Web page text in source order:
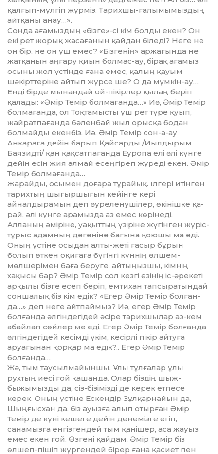
қал­ғып-мүлгіп жүрміз. Тарихшы-ға­лы­мымыздың
айтқаны анау…».
Сонда ағамыздың «бізге»-сі кім бол­ды екен? Он
екі рет жорық жаса­ғанын қайдан біледі? Неге не
он бір, не он үш емес? «Бізгенің» аржағында не
жатқанын аңғару қиын болмас-ау, бірақ ағамыз
осыны жол үстінде ғана емес, қалың қауым
шәкірттеріне ай­тып жүрсе ше? О да мүмкін-ау…
Енді бірде мынандай ой-пікірлер қы­лаң беріп
қалады: «Әмір Темір бол­мағанда…» Иә, Әмір Темір
бол­мағанда, ол Тоқтамысты үш рет түре қуып,
жайратпағанда бәленбай жыл орысқа бодан
болмайды екенбіз. Иә, Әмір Темір сон-а-ау
Анкараға дейін барып Қайсарды /Иылдырым
Баязидті/ қан қақсатпағанда Еуропа елі әлі күнге
дейін есін жия алмай есең­гіреп жүреді екен. Әмір
Темір бол­­мағанда…
Жарайды, осымен доғара тұ­райық. Ілгері итінген
тарихтың шы­ғыршығын кейінге кері
айналдырамын деп әуреленушілер, өкінішке қа­
рай, әлі күнге арамызда аз емес кө­рінеді.
Алланың әміріне, уақыттың үзі­ріне жүгінген жүріс-
тұрыс адам­ның дегеніне бағына қоюшы ма еді.
Оның үстіне осыдан алты-жеті ғасыр бұрын
болып өткен оқиғаға бүгінгі күннің өлшем-
мөлшерімен баға беруге, айтыңызшы, кімнің
хақысы бар? Әмір Темір сол кезгі өзінің іс-әре­кеті
арқылы бізге есеп беріп, емти­хан тапсыратындай
соншалық біз кім едік? «Егер Әмір Темір болған­
да…» деп неге айтпаймыз? Иә, егер Әмір Темір
болғанда әлгіндегідей әсі­ре тарихшылар аз-кем
абайлап сөй­лер ме еді. Егер Әмір Темір бол­ған­да
әлгіндегідей кесімді үкім, ке­сірлі пікір айтуға
аруағынан қорқар ма едік?.. Егер Әмір Темір
болғанда…
Жә, тым таусылмайыншы. Ұлы тұл­ғалар ұлы
рухтың иесі ғой қа­шан­да. Олар біздің шыж-
быжымызды да, сіз-бізімізді де керек етпесе
керек. Оның үстіне Ескендір Зұлқарнайын да,
Шыңғысхан да, біз ауызға алып отырған Әмір
Темір де күні кешеге дейін денемізге егіп,
санамызға енгіз­гендей тым қанішер, аса жауыз
емес екен ғой. Өзгені қайдам, Әмір Темір біз
өлшеп-пішіп жүргендей бірер ғана қасиет пен